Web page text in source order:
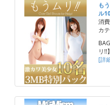
も
ル
消
カ
リ!!
[詳